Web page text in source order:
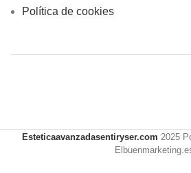
Política de cookies
Esteticaavanzadasentiryser.com 2025